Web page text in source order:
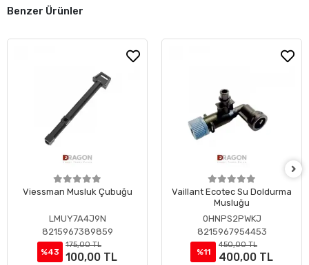
Benzer Ürünler
Viessman Musluk Çubuğu
LMUY7A4J9N
8215967389859
%43
175,00 TL
100,00 TL
Vaillant Ecotec Su Doldurma
Musluğu
0HNPS2PWKJ
8215967954453
%11
450,00 TL
400,00 TL